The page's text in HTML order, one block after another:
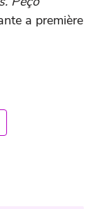
a première